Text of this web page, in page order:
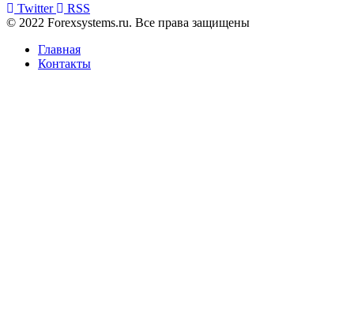
Twitter
RSS
© 2022 Forexsystems.ru. Все права защищены
Главная
Контакты